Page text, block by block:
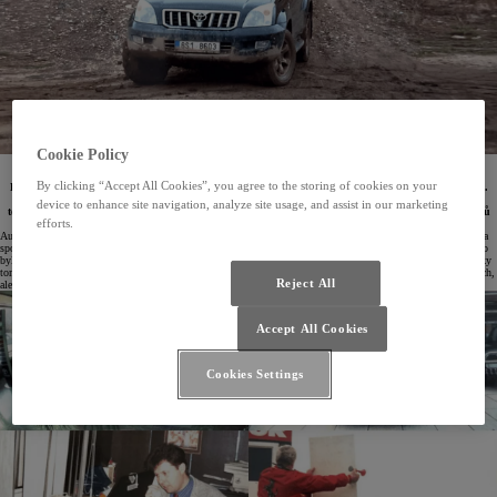
Letos byl důležitý rok. Byl totiž už třicátým rokem, kdy Toyota oficiálně prodává svá auta v Česku.
Loňský rok navíc můžeme prohlásit za zatím nejúspěšnější v historii a i teď jsme rostli podobným
tempem. Jen díky vám máme za sebou tak úspěšný příběh. Děkujeme a zveme vás do našich archivů
Automobily značky Toyota se do České republiky začaly oficiálně dovážet na podzim roku 1993, kdy vznikla
společnost Toyota Tsusho ČR. Její mateřskou firmou byla japonská Toyota Tsusho Corporation, a tak dlouho
byli přímými nadřízenými českých zaměstnanců japonští manažeři, kteří také nabírali první české týmy. I díky
tomu se do Česka podařilo přivést pověstnou preciznost, kvalitu a spolehlivost, a to nejen ve slavných vozech,
ale i pracovních postupech.
Cookie Policy
By clicking “Accept All Cookies”, you agree to the storing of cookies on your
device to enhance site navigation, analyze site usage, and assist in our marketing
efforts.
Reject All
Accept All Cookies
Cookies Settings